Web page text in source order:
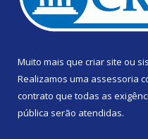
Muito mais que criar site ou
Realizamos uma assessoria
contrato que todas as
pública serão atendidas.